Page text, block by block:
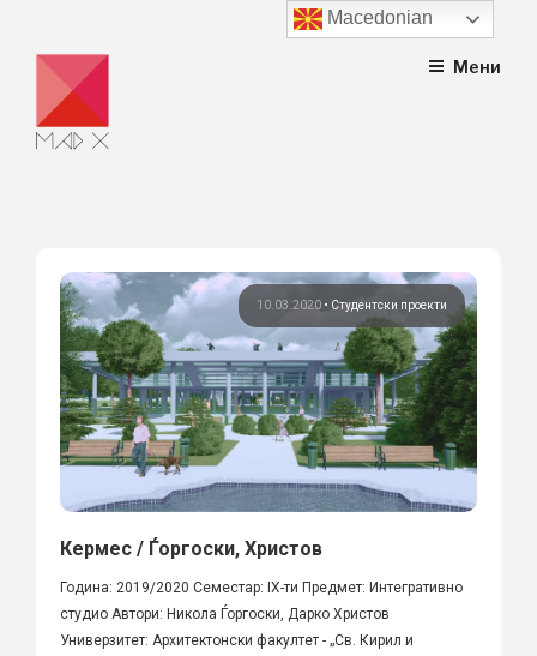
content
Мени
10.03.2020 • Студентски проекти
Кермес / Ѓоргоски, Христов
Година: 2019/2020 Семестар: IX-ти Предмет: Интегративно
студио Автори: Никола Ѓоргоски, Дарко Христов
Универзитет: Архитектонски факултет - „Св. Кирил и
Macedonian